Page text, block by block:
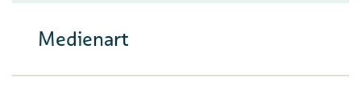
Medienart